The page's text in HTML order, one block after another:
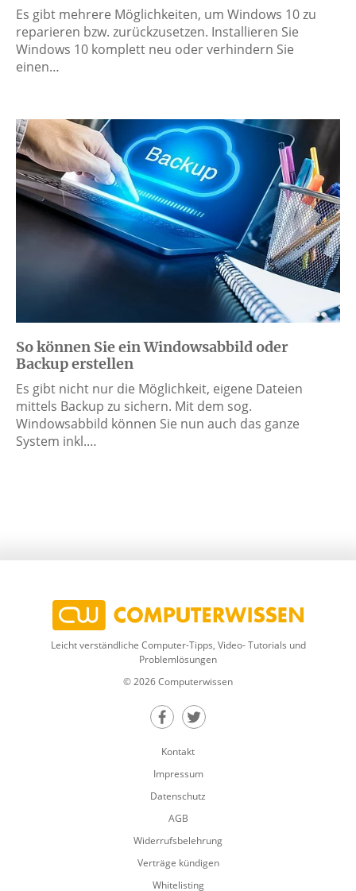
Es gibt mehrere Möglichkeiten, um Windows 10 zu
reparieren bzw. zurückzusetzen. Installieren Sie
Windows 10 komplett neu oder verhindern Sie
einen…
So können Sie ein Windowsabbild oder
Backup erstellen
Es gibt nicht nur die Möglichkeit, eigene Dateien
mittels Backup zu sichern. Mit dem sog.
Windowsabbild können Sie nun auch das ganze
System inkl.…
Leicht verständliche Computer-Tipps, Video- Tutorials und
Problemlösungen
© 2026 Computerwissen
Teilen auf Facebook
Teilen auf Twitter
Kontakt
Impressum
Datenschutz
AGB
Widerrufsbelehrung
Verträge kündigen
Whitelisting